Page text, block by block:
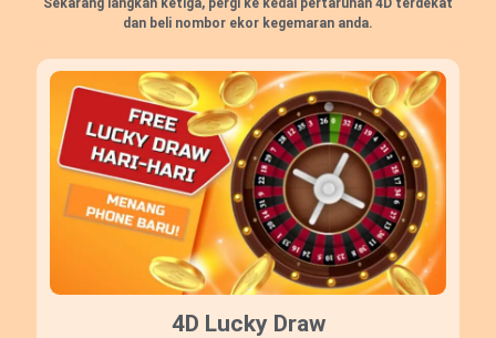
Sekarang langkah ketiga, pergi ke kedai pertaruhan 4D terdekat
dan beli nombor ekor kegemaran anda.
4D Lucky Draw​